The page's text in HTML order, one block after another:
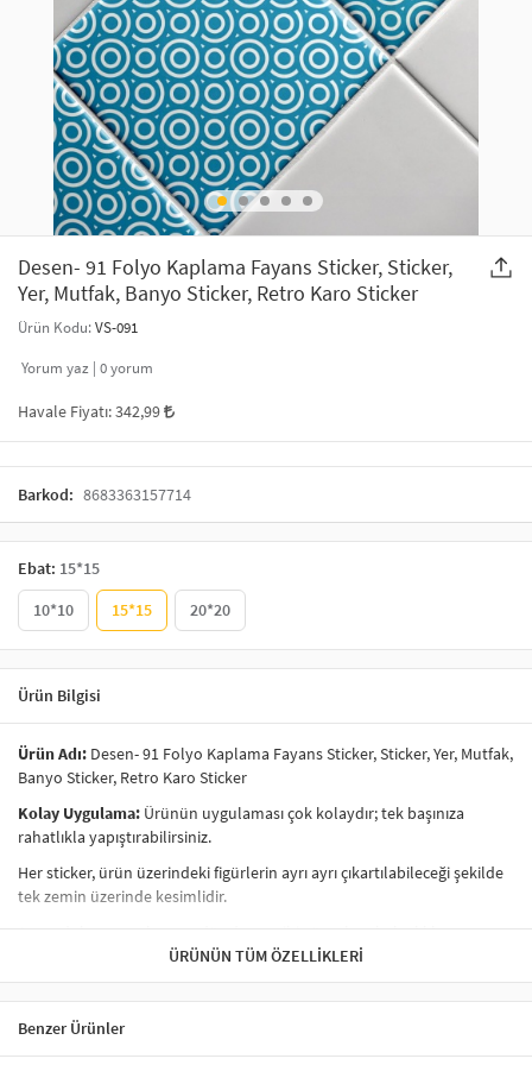
SAÇ AKSESUARLARI
GELİN / DÜĞÜN AKSESUARLARI
TELEFON ASKISI
MAKYAJ ÇANTASI
ŞAL VE FULAR
ODA KOKUSU VE MUM
PARTİ SÜSLERİ
YILBAŞI ÜRÜNLERİ
KULLAN AT TABAK BARDAK SETİ
Desen- 91 Folyo Kaplama Fayans Sticker, Sticker,
Yer, Mutfak, Banyo Sticker, Retro Karo Sticker
Ürün Kodu:VS-091
Yorum yaz | 0yorum
Havale Fiyatı:342,99
Barkod: 8683363157714
Ebat: 15*15
10*10
15*15 20*20
Ürün Bilgisi
Ürün Adı: Desen- 91 Folyo Kaplama Fayans Sticker, Sticker, Yer, Mutfak,
Banyo Sticker, Retro Karo Sticker
Kolay Uygulama: Ürünün uygulaması çok kolaydır; tek başınıza
rahatlıkla yapıştırabilirsiniz.
Her sticker, ürün üzerindeki figürlerin ayrı ayrı çıkartılabileceği şekilde
tek zemin üzerinde kesimlidir.
Ayna, dolap, cam, kapı ve düz duvar gibi yüzeylere kolaylıkla
ayırarak yapıştırabilirsiniz.
İç mekan kullanımına uygundur.Ürünümüz folyo üzerine baskı
ÜRÜNÜN TÜM ÖZELLIKLERI
Benzer Ürünler